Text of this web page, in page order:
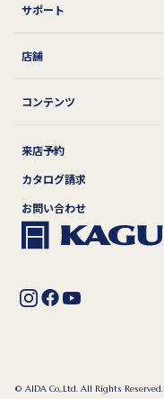
サポート
店舗
コンテンツ
来店予約
カタログ請求
お問い合わせ
© AIDA Co,.Ltd. All Rights Reserved.